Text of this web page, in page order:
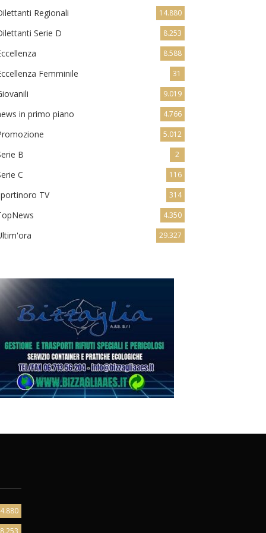
Regionali 14.880
Serie D 8.253
8.588
Femminile 31
9.019
in primo piano 4.766
5.012
B 2
C 116
TV 314
4.350
29.327
8.253